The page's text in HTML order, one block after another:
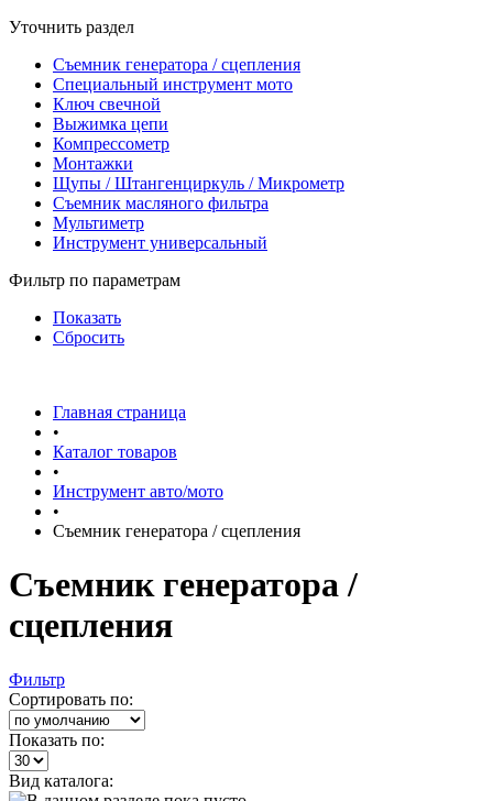
Уточнить раздел
Съемник генератора / сцепления
Специальный инструмент мото
Ключ свечной
Выжимка цепи
Компрессометр
Монтажки
Щупы / Штангенциркуль / Микрометр
Съемник масляного фильтра
Мультиметр
Инструмент универсальный
Фильтр по параметрам
Показать
Сбросить
Главная страница
•
Каталог товаров
•
Инструмент авто/мото
•
Съемник генератора / сцепления
Съемник генератора /
сцепления
Фильтр
Сортировать по:
Показать по:
Вид каталога: